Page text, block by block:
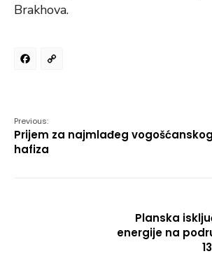
Brakhova.
Facebook
Previous:
Prijem za najmlađeg vogošćanskog
hafiza
Planska
energije na